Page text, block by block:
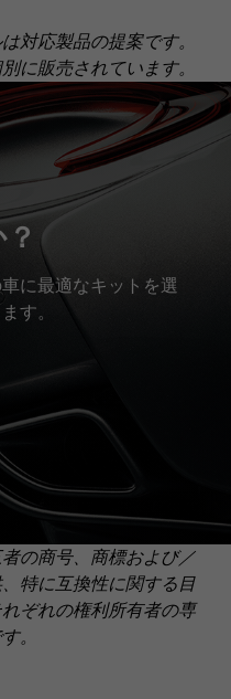
対応製品の提案です。
に販売されています。
に最適なキットを選
す。
の商号、商標および／
特に互換性に関する目
ぞれの権利所有者の専
。